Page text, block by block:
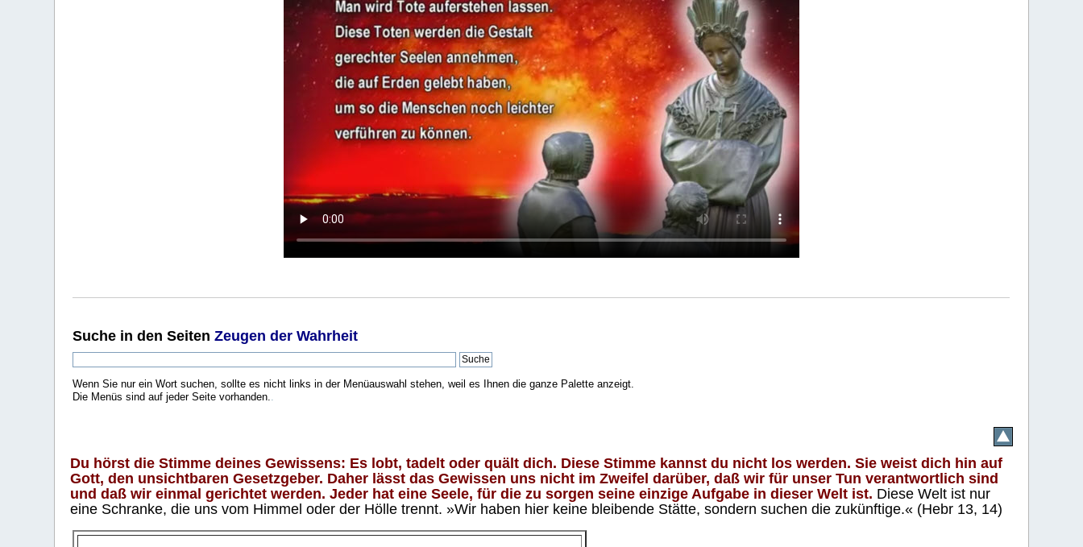
Suche in den SeitenZeugen der Wahrheit
Wenn Sie nur ein Wort suchen, sollte es nicht links in der Menüauswahl stehen, weil es Ihnen die ganze Palette anzeigt.
Die Menüs sind auf jeder Seite vorhanden..
Du hörst die Stimme deines Gewissens: Es lobt, tadelt oder quält dich. Diese Stimme kannst du nicht los werden. Sie weist dich hin auf
Gott, den unsichtbaren Gesetzgeber. Daher lässt das Gewissen uns nicht im Zweifel darüber, daß wir für unser Tun verantwortlich sind
und daß wir einmal gerichtet werden. Jeder hat eine Seele, für die zu sorgen seine einzige Aufgabe in dieser Welt ist. Diese Welt ist nur
eine Schranke, die uns vom Himmel oder der Hölle trennt. »Wir haben hier keine bleibende Stätte, sondern suchen die zukünftige.« (Hebr 13, 14)